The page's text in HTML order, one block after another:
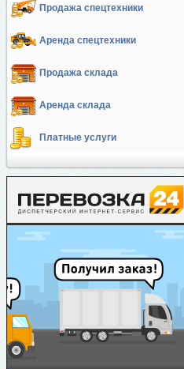
Продажа спецтехники
Аренда спецтехники
Продажа склада
Аренда склада
Платные услуги